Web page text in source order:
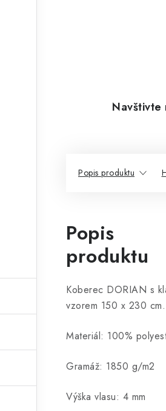
Navštivte
Popis produktu
Popis
produktu
Koberec DORIAN s
vzorem 150 x 230 cm.
Materiál: 100%
Gramáž: 1850 g/m2
Výška vlasu: 4 mm